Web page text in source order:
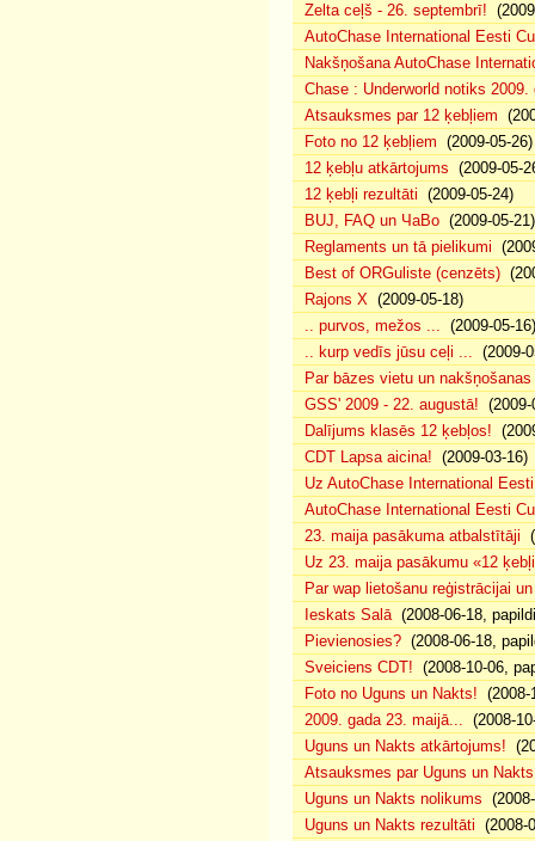
Zelta ceļš - 26. septembrī!
AutoChase International Eesti
Nakšņošana AutoChase
Chase : Underworld notiks 2009.
Atsauksmes par 12 ķebļiem
Foto no 12 ķebļiem (2009-05-26)
12 ķebļu atkārtojums (2009-05-
12 ķebļi rezultāti (2009-05-24)
BUJ, FAQ un ЧаВо (2009-05-21)
Reglaments un tā pielikumi
Best of ORGuliste (cenzēts)
Rajons X (2009-05-18)
.. purvos, mežos ... (2009-05-16)
.. kurp vedīs jūsu ceļi ... (2009-
Par bāzes vietu un
GSS' 2009 - 22. augustā! (2009-
Dalījums klasēs 12 ķebļos!
CDT Lapsa aicina! (2009-03-16)
Uz AutoChase International
AutoChase International Eesti
23. maija pasākuma atbalstītāji
Uz 23. maija pasākumu «12
Par wap lietošanu reģistrācijai
Ieskats Salā(2008-06-18,
Pievienosies? (2008-06-18,
Sveiciens CDT! (2008-10-06,
Foto no Uguns un Nakts! (2008-
2009. gada 23. maijā... (2008-
Uguns un Nakts atkārtojums!
Atsauksmes par Uguns un Nakts
Uguns un Nakts nolikums
Uguns un Nakts rezultāti (2008-